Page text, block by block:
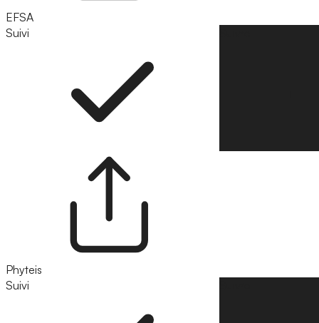
EFSA
Suivi
Phyteis
Suivi